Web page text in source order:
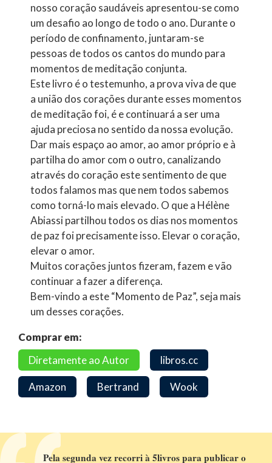
nosso coração saudáveis apresentou-se como
um desafio ao longo de todo o ano. Durante o
período de confinamento, juntaram-se
pessoas de todos os cantos do mundo para
momentos de meditação conjunta.
Este livro é o testemunho, a prova viva de que
a união dos corações durante esses momentos
de meditação foi, é e continuará a ser uma
ajuda preciosa no sentido da nossa evolução.
Dar mais espaço ao amor, ao amor próprio e à
partilha do amor com o outro, canalizando
através do coração este sentimento de que
todos falamos mas que nem todos sabemos
como torná-lo mais elevado. O que a Hélène
Abiassi partilhou todos os dias nos momentos
de paz foi precisamente isso. Elevar o coração,
elevar o amor.
Muitos corações juntos fizeram, fazem e vão
continuar a fazer a diferença.
Bem-vindo a este “Momento de Paz”, seja mais
um desses corações.
Comprar em:
Diretamente ao Autor
libros.cc
Amazon Bertrand Wook
Pela segunda vez recorri à 5livros para publicar o